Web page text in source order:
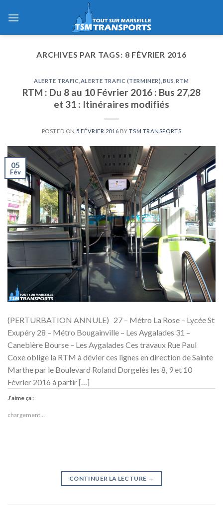
ARCHIVES PAR TAGS: 8 FÉVRIER 2016
ALERTE TRAFIC ALERTE TRAFIC (TERMINER) BUS ,RTM
RTM : Du 8 au 10 Février 2016 : Bus 27,28
et 31 : Itinéraires modifiés
POSTED ON 5 FÉVRIER 2016 BYTSM TRANSPORTS
05
Fév
(PERTURBATION ANNULE) 27 – Métro La Rose – Lycée St
Exupéry 28 – Métro Bougainville – Les Aygalades 31 –
Canebière Bourse – Les Aygalades Ces travaux Rue Paul
Coxe oblige la RTM à dévier ces lignes en direction de Sainte
Marthe par le Boulevard Roland Dorgelès les 8, 9 et 10
Février 2016 à partir […]
J’aime ça :
chargement…
CONTINUER LA LECTURE →